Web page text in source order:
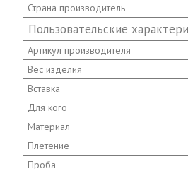
Страна производитель
Пользовательские
Артикул производителя
Вес изделия
Вставка
Для кого
Материал
Плетение
Проба